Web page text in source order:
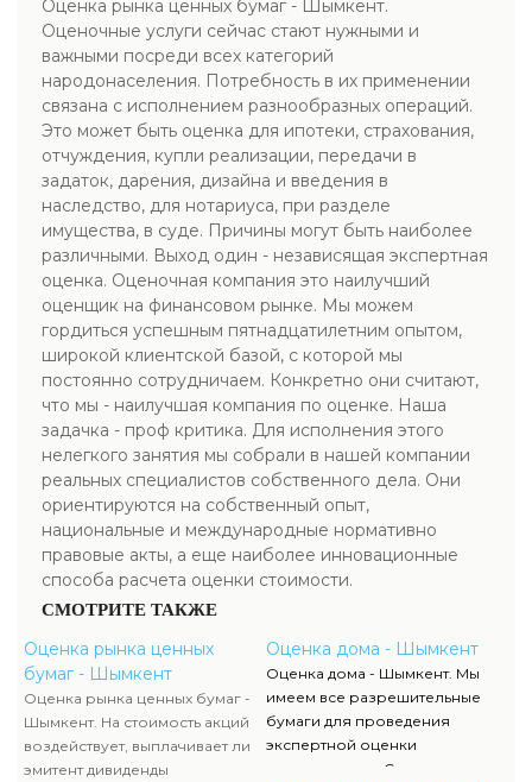
Оценка рынка ценных бумаг - Шымкент.
Оценочные услуги сейчас стают нужными и
важными посреди всех категорий
народонаселения. Потребность в их применении
связана с исполнением разнообразных операций.
Это может быть оценка для ипотеки, страхования,
отчуждения, купли реализации, передачи в
задаток, дарения, дизайна и введения в
наследство, для нотариуса, при разделе
имущества, в суде. Причины могут быть наиболее
различными. Выход один - независящая экспертная
оценка. Оценочная компания это наилучший
оценщик на финансовом рынке. Мы можем
гордиться успешным пятнадцатилетним опытом,
широкой клиентской базой, с которой мы
постоянно сотрудничаем. Конкретно они считают,
что мы - наилучшая компания по оценке. Наша
задачка - проф критика. Для исполнения этого
нелегкого занятия мы собрали в нашей компании
реальных специалистов собственного дела. Они
ориентируются на собственный опыт,
национальные и международные нормативно
правовые акты, а еще наиболее инновационные
способа расчета оценки стоимости.
СМОТРИТЕ ТАКЖЕ
Оценка рынка ценных
бумаг - Шымкент
Оценка рынка ценных бумаг -
Шымкент. На стоимость акций
воздействует, выплачивает ли
эмитент дивиденды
Оценка дома - Шымкент
Оценка дома - Шымкент. Мы
имеем все разрешительные
бумаги для проведения
экспертной оценки
недвижимости. Список данных